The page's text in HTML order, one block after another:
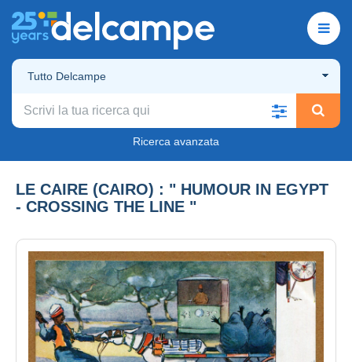
Tutto Delcampe
Ricerca avanzata
LE CAIRE (CAIRO) : " HUMOUR IN EGYPT
- CROSSING THE LINE "